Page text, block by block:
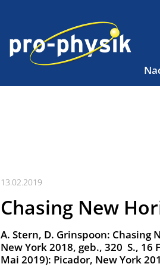
13.02.2019
Chasing New
A. Stern, D. Grinspoon: Chasing
New York 2018, geb., 320 S., 16
Mai 2019): Picador, New York